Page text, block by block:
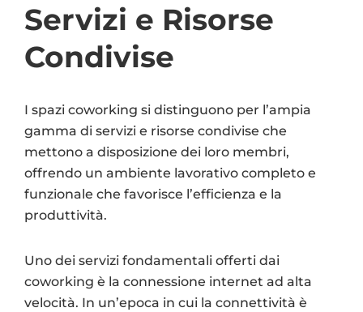
Servizi e Risorse
Condivise
I spazi coworking si distinguono per l’ampia
gamma di servizi e risorse condivise che
mettono a disposizione dei loro membri,
offrendo un ambiente lavorativo completo e
funzionale che favorisce l’efficienza e la
produttività.
Uno dei servizi fondamentali offerti dai
coworking è la connessione internet ad alta
velocità. In un’epoca in cui la connettività è